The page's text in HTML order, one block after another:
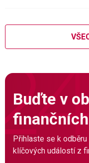
Buďte v
Přihlaste se k
klíčových událostí z